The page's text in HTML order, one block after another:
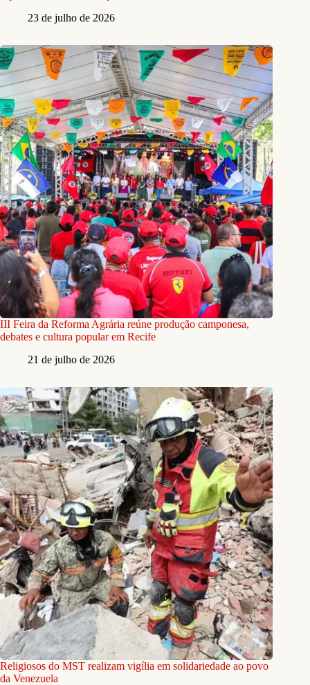
23 de julho de 2026
III Feira da Reforma Agrária reúne produção camponesa,
debates e cultura popular em Recife
21 de julho de 2026
Religiosos do MST realizam vigília em solidariedade ao povo
da Venezuela